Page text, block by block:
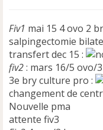
Fiv1 mai 15 4 ovo 2
salpingectomie
transfert dec 15 :
fiv2: mars 16/5 ovo/3
3e bry culture pro :
changement de
Nouvelle pma
attente fiv3